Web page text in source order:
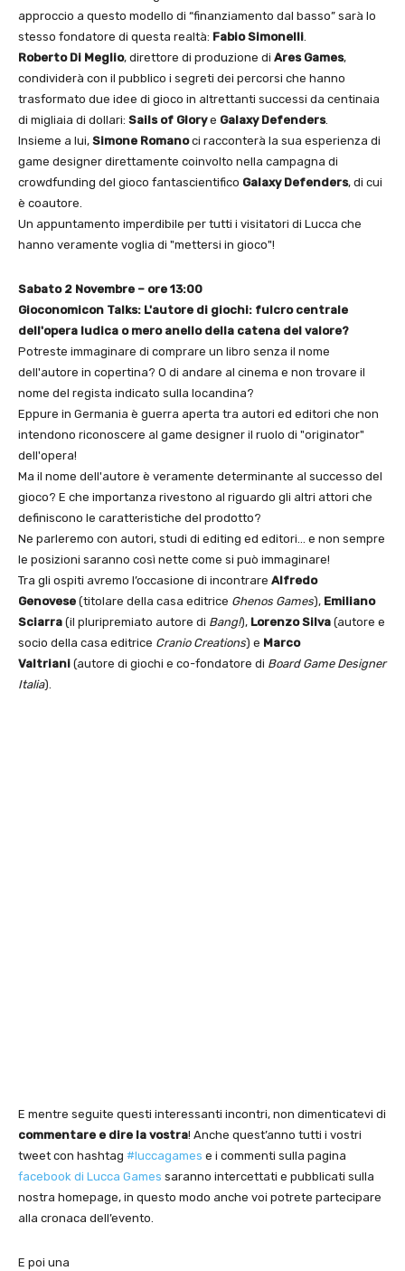
approccio a questo modello di “finanziamento dal basso” sarà lo
stesso fondatore di questa realtà: Fabio Simonelli.
Roberto Di Meglio, direttore di produzione di Ares Games,
condividerà con il pubblico i segreti dei percorsi che hanno
trasformato due idee di gioco in altrettanti successi da centinaia
di migliaia di dollari: Sails of Glorye Galaxy Defenders.
Insieme a lui, Simone Romanoci racconterà la sua esperienza di
game designer direttamente coinvolto nella campagna di
crowdfunding del gioco fantascientifico Galaxy Defenders, di cui
è coautore.
Un appuntamento imperdibile per tutti i visitatori di Lucca che
hanno veramente voglia di "mettersi in gioco"!
Sabato 2 Novembre – ore 13:00
Gioconomicon Talks: L'autore di giochi: fulcro centrale
dell'opera ludica o mero anello della catena del valore?
Potreste immaginare di comprare un libro senza il nome
dell'autore in copertina? O di andare al cinema e non trovare il
nome del regista indicato sulla locandina?
Eppure in Germania è guerra aperta tra autori ed editori che non
intendono riconoscere al game designer il ruolo di "originator"
dell'opera!
Ma il nome dell'autore è veramente determinante al successo del
gioco? E che importanza rivestono al riguardo gli altri attori che
definiscono le caratteristiche del prodotto?
Ne parleremo con autori, studi di editing ed editori… e non sempre
le posizioni saranno così nette come si può immaginare!
Tra gli ospiti avremo l’occasione di incontrare Alfredo
Genovese (titolare della casa editrice Ghenos Games), Emiliano
Sciarra (il pluripremiato autore di Bang!), Lorenzo Silva (autore e
socio della casa editrice Cranio Creations) e Marco
Valtriani (autore di giochi e co-fondatore di Board Game Designer
Italia).
E mentre seguite questi interessanti incontri, non dimenticatevi di
commentare e dire la vostra! Anche quest’anno tutti i vostri
tweet con hashtag #luccagames e i commenti sulla pagina
facebook di Lucca Games saranno intercettati e pubblicati sulla
nostra homepage, in questo modo anche voi potrete partecipare
alla cronaca dell’evento.
E poi una